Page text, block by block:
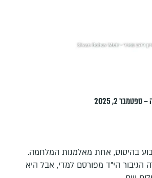
2, 2025
בהיסוס, אחת מאלמנות המלחמה.
הי"ד מפורסם למדי, אבל היא